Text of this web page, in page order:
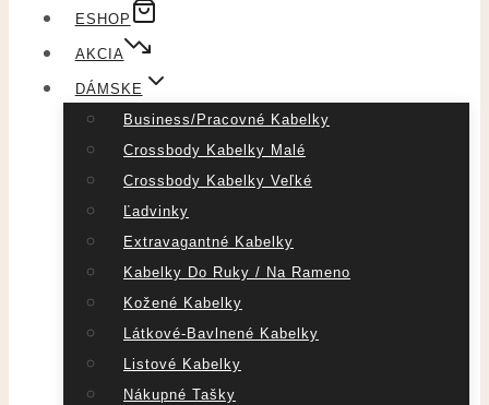
ESHOP
AKCIA
DÁMSKE
Business/pracovné Kabelky
Crossbody Kabelky Malé
Crossbody Kabelky Veľké
Ľadvinky
Extravagantné Kabelky
Kabelky Do Ruky / Na Rameno
Kožené Kabelky
Látkové-Bavlnené Kabelky
Listové Kabelky
Nákupné Tašky